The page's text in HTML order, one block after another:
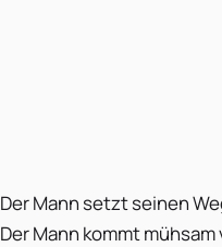
Der Mann setzt seinen
Der Mann kommt